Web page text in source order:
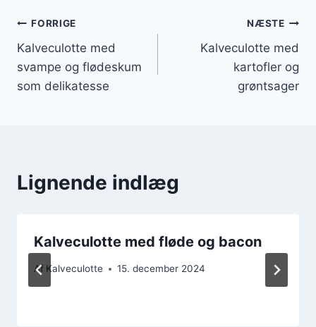
Indlægsnavigation
FORRIGE
Kalveculotte med
svampe og flødeskum
som delikatesse
NÆSTE
Kalveculotte med
kartofler og
grøntsager
Lignende indlæg
Kalveculotte med fløde og bacon
Af Kalveculotte 15. december 2024